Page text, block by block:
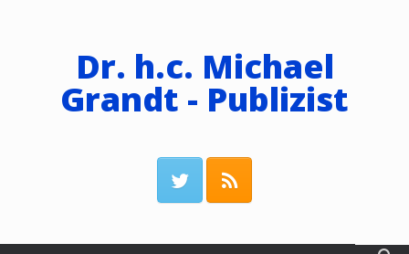
Dr. h.c. Michael
Grandt - Publizist